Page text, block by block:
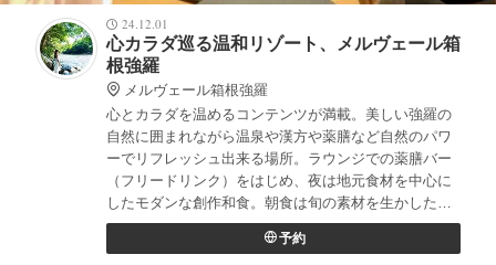
24.12.01
心カラダ巡る温和リゾート、メルヴェール箱
根強羅
メルヴェール箱根強羅
心とカラダを温めるコンテンツが満載。美しい強羅の
自然に囲まれながら温泉や漢方や薬膳など自然のパワ
ーでリフレッシュ出来る場所。ラウンジでの薬膳バー
（フリードリンク）をはじめ、夜は地元食材を中心に
したモダンな創作和食。朝食は旬の素材を生かした温
活メニューの健康的なラインナップ。駅からも近く利
予約